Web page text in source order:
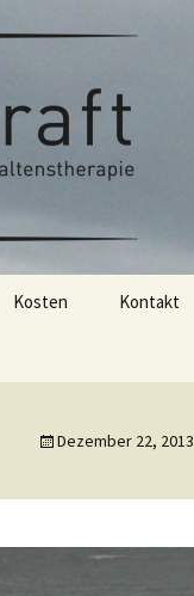
Kosten Kontakt
Dezember 22, 2013